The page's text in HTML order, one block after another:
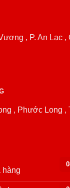
, P. An Lạc ,
, Phước Long ,
hàng